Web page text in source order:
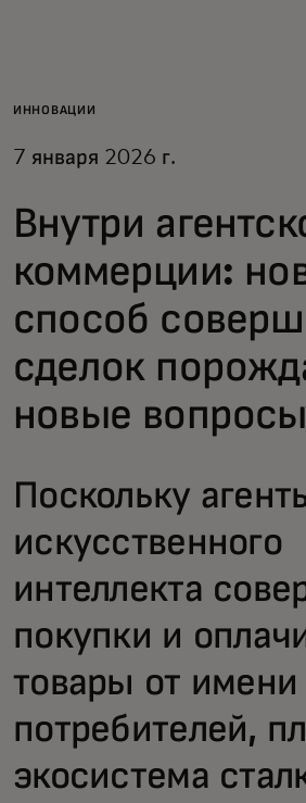
Для бизнеса
Для новаторов
Новости и тренды
ИННОВАЦИИ
7 января 2026 г.
Внутри
коммерции:
способ
сделок
новые
Поскольку
искусственного
интеллекта
покупки и
товары от имени
потребителей,
экосистема